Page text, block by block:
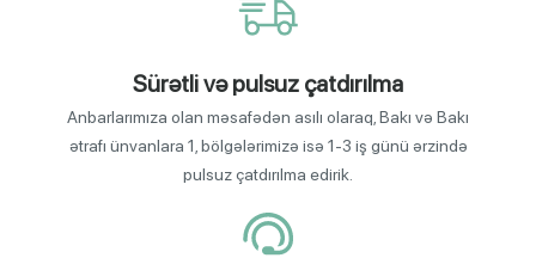
Sürətli və pulsuz çatdırılma
Anbarlarımıza olan məsafədən asılı olaraq, Bakı və Bakı
ətrafı ünvanlara 1, bölgələrimizə isə 1-3 iş günü ərzində
pulsuz çatdırılma edirik.